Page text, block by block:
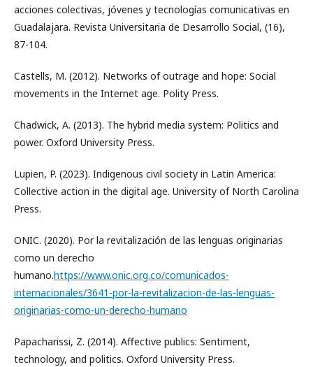
acciones colectivas, jóvenes y tecnologías comunicativas en
Guadalajara. Revista Universitaria de Desarrollo Social, (16),
87-104.
Castells, M. (2012). Networks of outrage and hope: Social
movements in the Internet age. Polity Press.
Chadwick, A. (2013). The hybrid media system: Politics and
power. Oxford University Press.
Lupien, P. (2023). Indigenous civil society in Latin America:
Collective action in the digital age. University of North Carolina
Press.
ONIC. (2020). Por la revitalización de las lenguas originarias
como un derecho
humano.https://www.onic.org.co/comunicados-
internacionales/3641-por-la-revitalizacion-de-las-lenguas-
originarias-como-un-derecho-humano
Papacharissi, Z. (2014). Affective publics: Sentiment,
technology, and politics. Oxford University Press.